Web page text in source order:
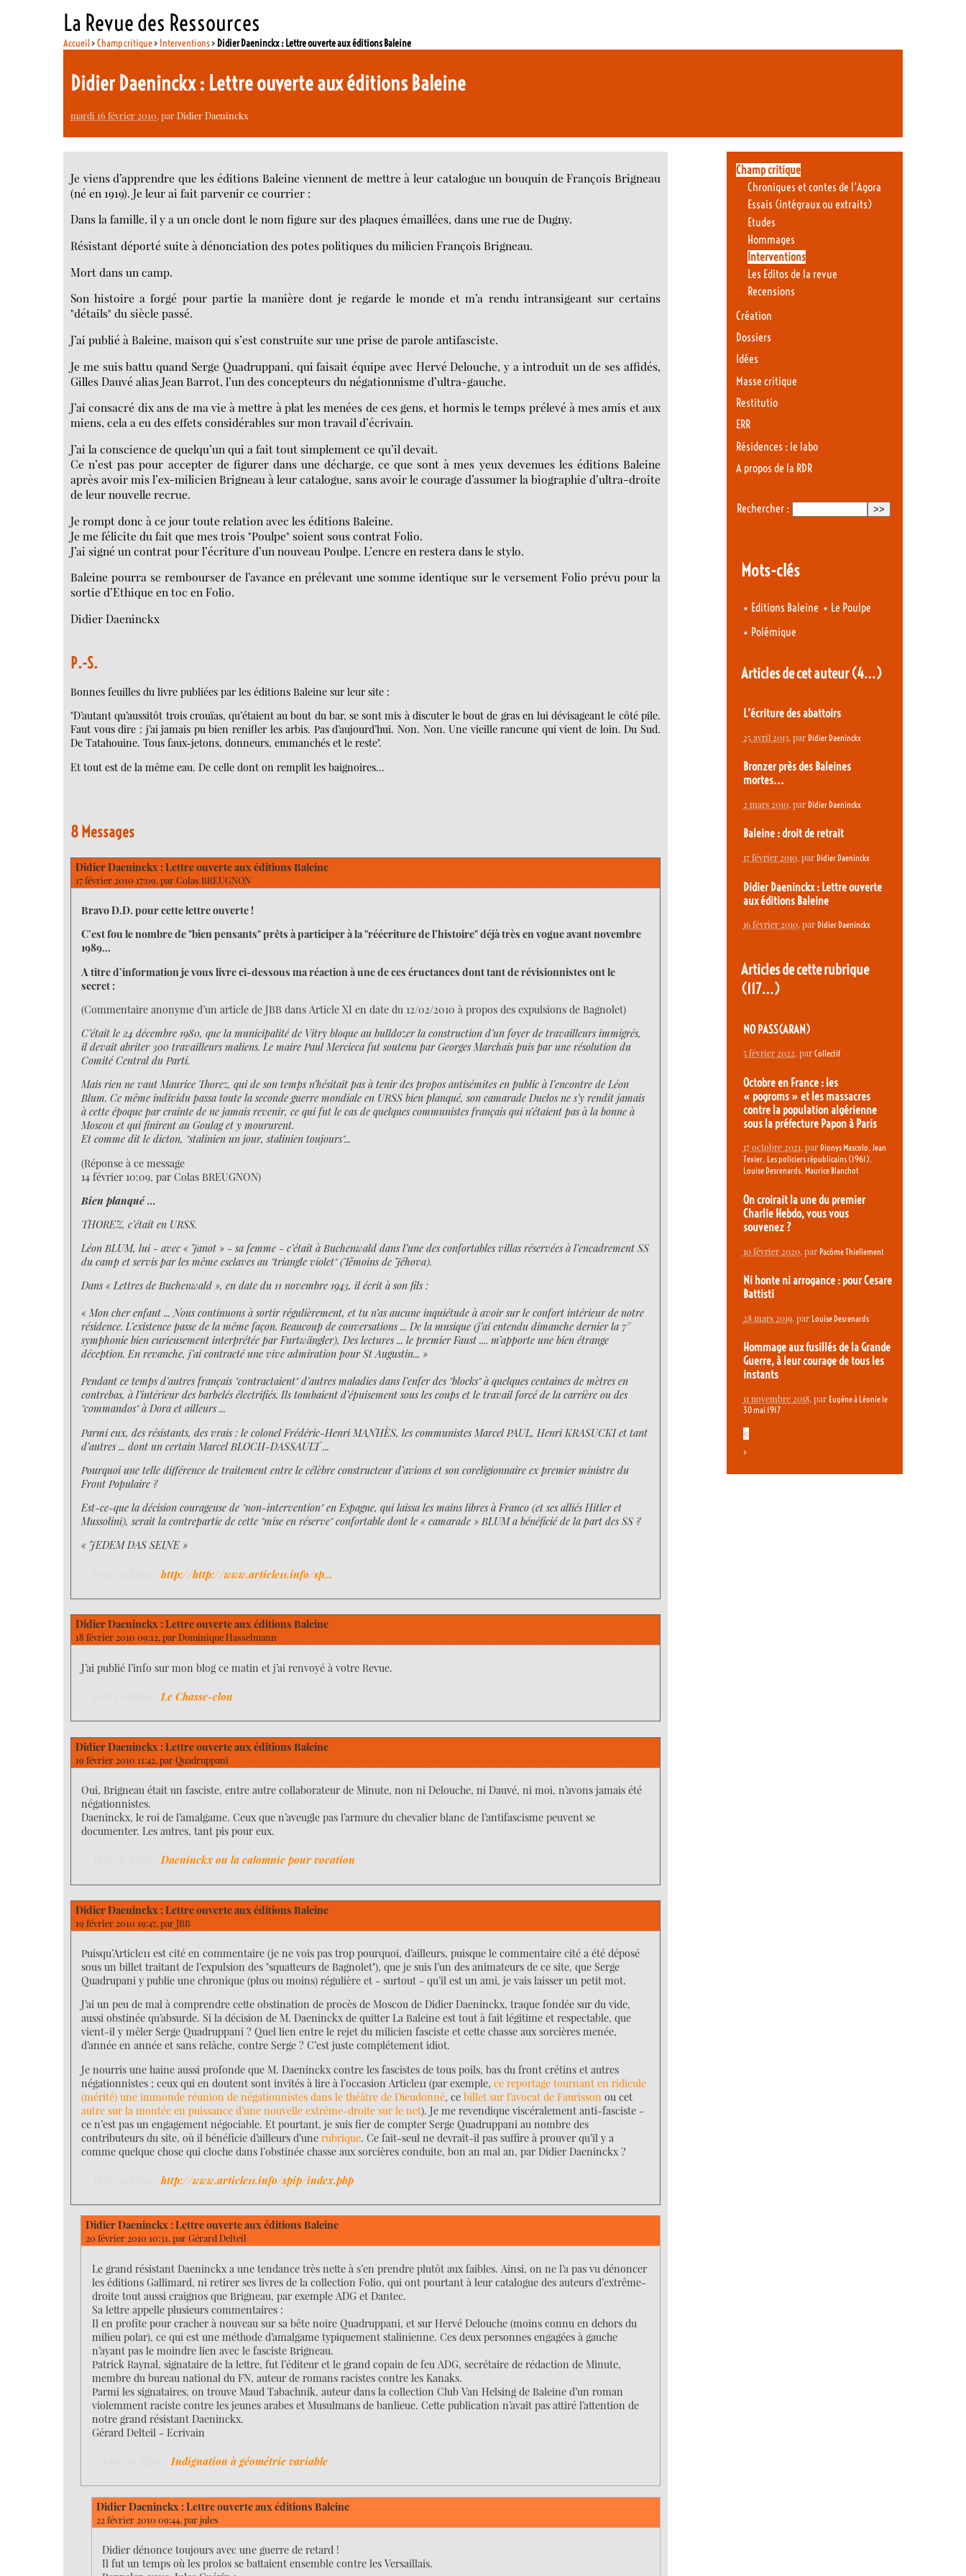
La Revue des Ressources
Accueil>Champ critique> Interventions> Didier Daeninckx : Lettre ouverte aux éditions Baleine
Didier Daeninckx : Lettre ouverte aux éditions Baleine
mardi 16 février 2010, parDidier Daeninckx
Je viens d’apprendre que les éditions Baleine viennent de mettre à leur catalogue un bouquin de François Brigneau
(né en 1919). Je leur ai fait parvenir ce courrier :
Dans la famille, il y a un oncle dont le nom figure sur des plaques émaillées, dans une rue de Dugny.
Résistant déporté suite à dénonciation des potes politiques du milicien François Brigneau.
Mort dans un camp.
Son histoire a forgé pour partie la manière dont je regarde le monde et m’a rendu intransigeant sur certains
"détails" du siècle passé.
J’ai publié à Baleine, maison qui s’est construite sur une prise de parole antifasciste.
Je me suis battu quand Serge Quadruppani, qui faisait équipe avec Hervé Delouche, y a introduit un de ses affidés,
Gilles Dauvé alias Jean Barrot, l’un des concepteurs du négationnisme d’ultra-gauche.
J’ai consacré dix ans de ma vie à mettre à plat les menées de ces gens, et hormis le temps prélevé à mes amis et aux
miens, cela a eu des effets considérables sur mon travail d’écrivain.
J’ai la conscience de quelqu’un qui a fait tout simplement ce qu’il devait.
Ce n’est pas pour accepter de figurer dans une décharge, ce que sont à mes yeux devenues les éditions Baleine
après avoir mis l’ex-milicien Brigneau à leur catalogue, sans avoir le courage d’assumer la biographie d’ultra-droite
de leur nouvelle recrue.
Je rompt donc à ce jour toute relation avec les éditions Baleine.
Je me félicite du fait que mes trois "Poulpe" soient sous contrat Folio.
J’ai signé un contrat pour l’écriture d’un nouveau Poulpe. L’encre en restera dans le stylo.
Baleine pourra se rembourser de l’avance en prélevant une somme identique sur le versement Folio prévu pour la
sortie d’Ethique en toc en Folio.
Didier Daeninckx
P.-S.
Bonnes feuilles du livre publiées par les éditions Baleine sur leur site :
"D’autant qu’aussitôt trois crouïas, qu’étaient au bout du bar, se sont mis à discuter le bout de gras en lui dévisageant le côté pile.
Faut vous dire : j’ai jamais pu bien renifler les arbis. Pas d’aujourd’hui. Non. Non. Une vieille rancune qui vient de loin. Du Sud.
De Tatahouine. Tous faux-jetons, donneurs, emmanchés et le reste".
Et tout est de la même eau. De celle dont on remplit les baignoires...
8 Messages
Didier Daeninckx : Lettre ouverte aux éditions Baleine
17 février 2010 17:09, parColas BREUGNON
Bravo D.D. pour cette lettre ouverte !
C’est fou le nombre de "bien pensants" prêts à participer à la "réécriture de l’histoire" déjà très en vogue avant novembre
1989...
A titre d’information je vous livre ci-dessous ma réaction à une de ces éructances dont tant de révisionnistes ont le
secret :
(Commentaire anonyme d’un article de JBB dans Article XI en date du 12/02/2010 à propos des expulsions de Bagnolet)
C’était le 24 décembre 1980, que la municipalité de Vitry bloque au bulldozer la construction d’un foyer de travailleurs immigrés,
il devait abriter 300 travailleurs maliens. Le maire Paul Mercieca fut soutenu par Georges Marchais puis par une résolution du
Comité Central du Parti.
Mais rien ne vaut Maurice Thorez, qui de son temps n’hésitait pas à tenir des propos antisémites en public à l’encontre de Léon
Blum. Ce même individu passa toute la seconde guerre mondiale en URSS bien planqué, son camarade Duclos ne s’y rendit jamais
à cette époque par crainte de ne jamais revenir, ce qui fut le cas de quelques communistes français qui n’étaient pas à la bonne à
Moscou et qui finirent au Goulag et y moururent.
Et comme dit le dicton, "stalinien un jour, stalinien toujours"...
(Réponse à ce message
14 février 10:09, par Colas BREUGNON)
Bien planqué ...
THOREZ, c’était en URSS.
Léon BLUM, lui - avec « Janot » - sa femme - c’était à Buchenwald dans l’une des confortables villas réservées à l’encadrement SS
du camp et servis par les même esclaves au "triangle violet" (Témoins de Jéhova).
Dans « Lettres de Buchenwald », en date du 11 novembre 1943, il écrit à son fils :
« Mon cher enfant ... Nous continuons à sortir régulièrement, et tu n’as aucune inquiétude à avoir sur le confort intérieur de notre
résidence. L’existence passe de la même façon. Beaucoup de conversations ... De la musique (j’ai entendu dimanche dernier la 7°
symphonie bien curieusement interprétée par Furtwängler), Des lectures ... le premier Faust .... m’apporte une bien étrange
déception. En revanche, j’ai contracté une vive admiration pour St Augustin... »
Pendant ce temps d’autres français "contractaient" d’autres maladies dans l’enfer des "blocks" à quelques centaines de mètres en
contrebas, à l’intérieur des barbelés électrifiés. Ils tombaient d’épuisement sous les coups et le travail forcé de la carrière ou des
"commandos" à Dora et ailleurs ...
Parmi eux, des résistants, des vrais : le colonel Frédéric-Henri MANHÈS, les communistes Marcel PAUL, Henri KRASUCKI et tant
d’autres ... dont un certain Marcel BLOCH-DASSAULT ...
Pourquoi une telle différence de traitement entre le célèbre constructeur d’avions et son coreligionnaire ex premier ministre du
Front Populaire ?
Est-ce-que la décision courageuse de "non-intervention" en Espagne, qui laissa les mains libres à Franco (et ses alliés Hitler et
Mussolini), serait la contrepartie de cette "mise en réserve" confortable dont le « camarade » BLUM a bénéficié de la part des SS ?
« JEDEM DAS SEINE »
http://http://www.article11.info/sp...
Didier Daeninckx : Lettre ouverte aux éditions Baleine
18 février 2010 09:12, parDominique Hasselmann
J’ai publié l’info sur mon blog ce matin et j’ai renvoyé à votre Revue.
Voir en ligne :Le Chasse-clou
Didier Daeninckx : Lettre ouverte aux éditions Baleine
19 février 2010 11:42, parQuadruppani
Oui, Brigneau était un fasciste, entre autre collaborateur de Minute, non ni Delouche, ni Dauvé, ni moi, n’avons jamais été
négationnistes.
Daeninckx, le roi de l’amalgame. Ceux que n’aveugle pas l’armure du chevalier blanc de l’antifascisme peuvent se
documenter. Les autres, tant pis pour eux.
Voir en ligne :Daeninckx ou la calomnie pour vocation
Didier Daeninckx : Lettre ouverte aux éditions Baleine
19 février 2010 19:47, parJBB
Puisqu’Article11 est cité en commentaire (je ne vois pas trop pourquoi, d’ailleurs, puisque le commentaire cité a été déposé
sous un billet traitant de l’expulsion des "squatteurs de Bagnolet"), que je suis l’un des animateurs de ce site, que Serge
Quadrupani y publie une chronique (plus ou moins) régulière et - surtout - qu’il est un ami, je vais laisser un petit mot.
J’ai un peu de mal à comprendre cette obstination de procès de Moscou de Didier Daeninckx, traque fondée sur du vide,
aussi obstinée qu’absurde. Si la décision de M. Daeninckx de quitter La Baleine est tout à fait légitime et respectable, que
vient-il y mêler Serge Quadruppani ? Quel lien entre le rejet du milicien fasciste et cette chasse aux sorcières menée,
d’année en année et sans relâche, contre Serge ? C’est juste complétement idiot.
Je nourris une haine aussi profonde que M. Daeninckx contre les fascistes de tous poils, bas du front crétins et autres
négationnistes ; ceux qui en doutent sont invités à lire à l’occasion Article11 (par exemple,ce reportage tournant en ridicule
(mérité) une immonde réunion de négationnistes dans le théâtre de Dieudonné, cebillet sur l’avocat de Faurisson ou cet
autre sur la montée en puissance d’une nouvelle extrême-droite sur le net). Je me revendique viscéralement anti-fasciste -
ce n’est pas un engagement négociable. Et pourtant, je suis fier de compter Serge Quadruppani au nombre des
contributeurs du site, où il bénéficie d’ailleurs d’unerubrique. Ce fait-seul ne devrait-il pas suffire à prouver qu’il y a
comme quelque chose qui cloche dans l’obstinée chasse aux sorcières conduite, bon an mal an, par Didier Daeninckx ?
Voir en ligne :http://www.article11.info/spip/index.php
Didier Daeninckx : Lettre ouverte aux éditions Baleine
20 février 2010 10:31, parGérard Delteil
Le grand résistant Daeninckx a une tendance très nette à s’en prendre plutôt aux faibles. Ainsi, on ne l’a pas vu dénoncer
les éditions Gallimard, ni retirer ses livres de la collection Folio, qui ont pourtant à leur catalogue des auteurs d’extrême-
droite tout aussi craignos que Brigneau, par exemple ADG et Dantec.
Sa lettre appelle plusieurs commentaires :
Il en profite pour cracher à nouveau sur sa bête noire Quadruppani, et sur Hervé Delouche (moins connu en dehors du
milieu polar), ce qui est une méthode d’amalgame typiquement stalinienne. Ces deux personnes engagées à gauche
n’ayant pas le moindre lien avec le fasciste Brigneau.
Patrick Raynal, signataire de la lettre, fut l’éditeur et le grand copain de feu ADG, secrétaire de rédaction de Minute,
membre du bureau national du FN, auteur de romans racistes contre les Kanaks.
Parmi les signataires, on trouve Maud Tabachnik, auteur dans la collection Club Van Helsing de Baleine d’un roman
violemment raciste contre les jeunes arabes et Musulmans de banlieue. Cette publication n’avait pas attiré l’attention de
notre grand résistant Daeninckx.
Gérard Delteil - Ecrivain
Voir en ligne :Indignation à géométrie variable
Didier Daeninckx : Lettre ouverte aux éditions Baleine
22 février 2010 09:44, parjules
Didier dénonce toujours avec une guerre de retard !
Il fut un temps où les prolos se battaient ensemble contre les Versaillais.
Champ critique
Chroniques et contes de l’Agora
Essais (intégraux ou extraits)
Etudes
Hommages
Interventions
Les Editos de la revue
Recensions
Création
Dossiers
Idées
Masse critique
Restitutio
ERR
Résidences : le labo
A propos de la RDR
Rechercher :
Mots-clés
• Editions Baleine • Le Poulpe
• Polémique
Articles de cet auteur(4…)
L’écriture des abattoirs
25 avril 2013, par Didier Daeninckx
Bronzer près des Baleines
mortes...
2 mars 2010, par Didier Daeninckx
Baleine : droit de retrait
17 février 2010, par Didier Daeninckx
Didier Daeninckx : Lettre ouverte
aux éditions Baleine
16 février 2010, par Didier Daeninckx
Articles de cette rubrique
(117…)
NO PASS(ARAN)
5 février 2022, par Collectif
Octobre en France : les
« pogroms » et les massacres
contre la population algérienne
sous la préfecture Papon à Paris
17 octobre 2021, par Dionys Mascolo, Jean
Texier, Les policiers républicains (1961),
Louise Desrenards, Maurice Blanchot
On croirait la une du premier
Charlie Hebdo, vous vous
souvenez ?
10 février 2020, par Pacôme Thiellement
Ni honte ni arrogance : pour Cesare
Battisti
28 mars 2019, par Louise Desrenards
Hommage aux fusillés de la Grande
Guerre, à leur courage de tous les
instants
11 novembre 2018, par Eugène à Léonie le
30 mai 1917
<
>